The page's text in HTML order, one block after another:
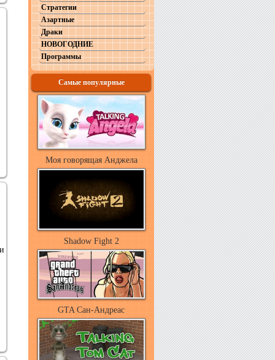
Стратегии
Азартные
Драки
НОВОГОДНИЕ
Программы
Самые популярные
Моя говорящая Анджела
Shadow Fight 2
GTA Сан-Андреас